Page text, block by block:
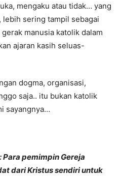
mengaku atau tidak… yang
lebih sering tampil sebagai
manusia katolik dalam
ajaran kasih seluas-
dogma, organisasi,
saja.. itu bukan katolik
sayangnya…
pemimpin Gereja
dari Kristus sendiri untuk